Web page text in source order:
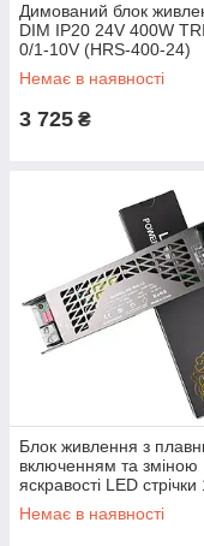
Димований блок
DIM IP20 24V 400W
0/1-10V (HRS-400-24)
Немає в наявності
3 725 ₴
Блок живлення з
включенням та зміною
яскравості LED
12В IP20 (DS-100-12)
Немає в наявності